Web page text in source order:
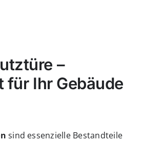
–
für Ihr Gebäude
sind essenzielle Bestandteile